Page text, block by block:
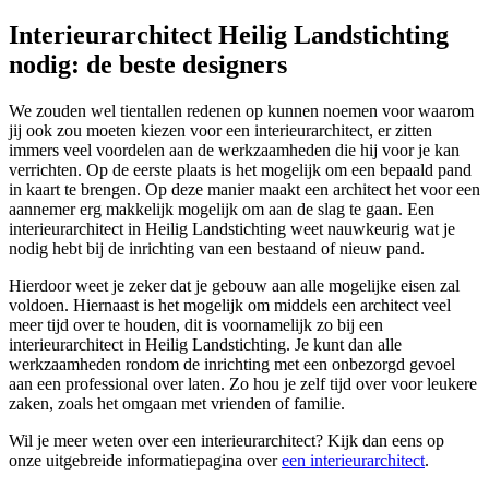
Interieurarchitect Heilig Landstichting
nodig: de beste designers
We zouden wel tientallen redenen op kunnen noemen voor waarom
jij ook zou moeten kiezen voor een interieurarchitect, er zitten
immers veel voordelen aan de werkzaamheden die hij voor je kan
verrichten. Op de eerste plaats is het mogelijk om een bepaald pand
in kaart te brengen. Op deze manier maakt een architect het voor een
aannemer erg makkelijk mogelijk om aan de slag te gaan. Een
interieurarchitect in Heilig Landstichting weet nauwkeurig wat je
nodig hebt bij de inrichting van een bestaand of nieuw pand.
Hierdoor weet je zeker dat je gebouw aan alle mogelijke eisen zal
voldoen. Hiernaast is het mogelijk om middels een architect veel
meer tijd over te houden, dit is voornamelijk zo bij een
interieurarchitect in Heilig Landstichting. Je kunt dan alle
werkzaamheden rondom de inrichting met een onbezorgd gevoel
aan een professional over laten. Zo hou je zelf tijd over voor leukere
zaken, zoals het omgaan met vrienden of familie.
Wil je meer weten over een interieurarchitect? Kijk dan eens op
onze uitgebreide informatiepagina overeen interieurarchitect.